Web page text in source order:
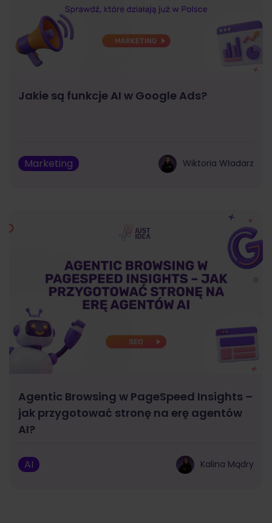
Jakie są funkcje AI w Google Ads?
Marketing Wiktoria Władarz
Agentic Browsing w PageSpeed Insights –
jak przygotować stronę na erę agentów
AI?
AI Kalina Mądry